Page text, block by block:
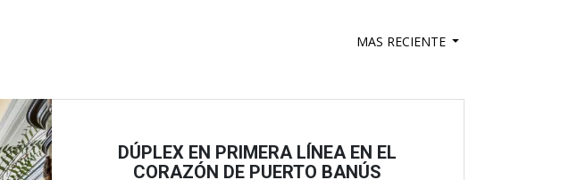
MAS RECIENTE
DÚPLEX EN PRIMERA LÍNEA EN EL
CORAZÓN DE PUERTO BANÚS